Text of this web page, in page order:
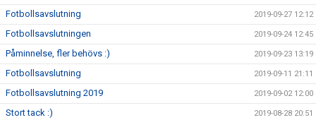
Fotbollsavslutning 2019-09-27 12:12
Fotbollsavslutningen 2019-09-24 12:45
Påminnelse, fler behövs :) 2019-09-23 13:19
Fotbollsavslutning 2019-09-11 21:11
Fotbollsavslutning 2019 2019-09-02 12:00
Stort tack :) 2019-08-28 20:51